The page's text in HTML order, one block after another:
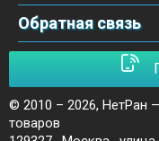
Обратная связь
© 2010 – 2026, НетРан
товаров